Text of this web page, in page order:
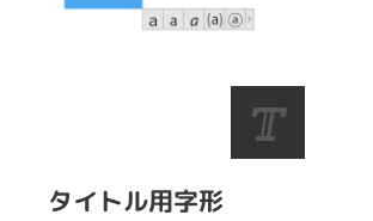
タイトル用字形